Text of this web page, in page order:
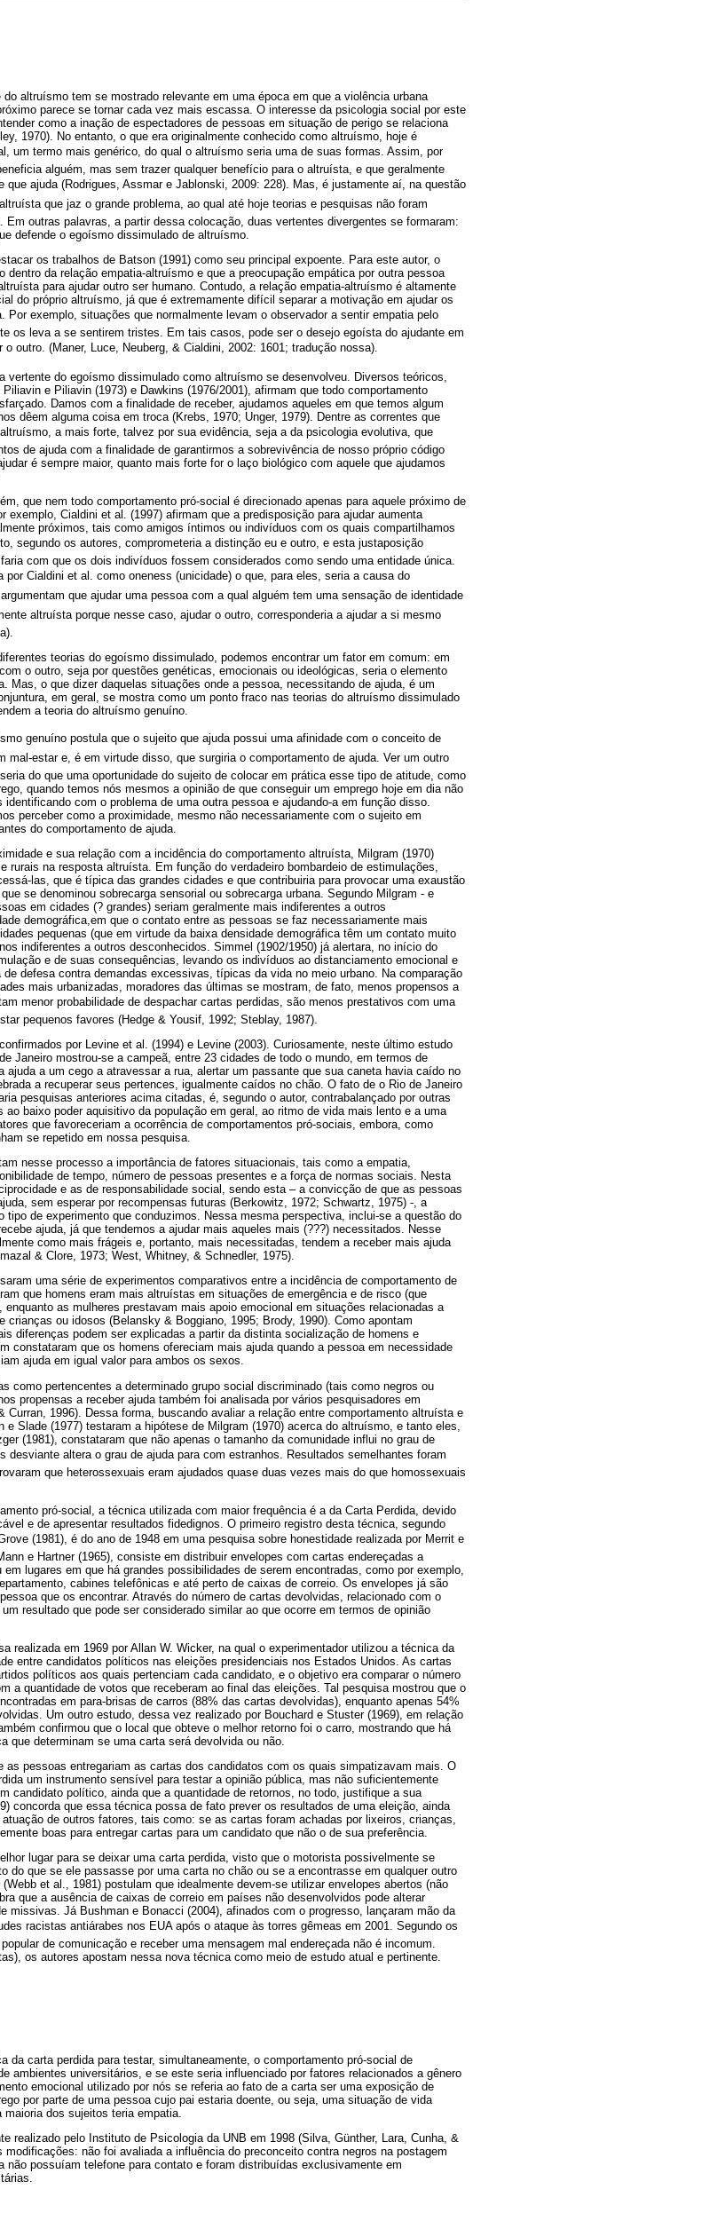
altruísmo tem se mostrado relevante em uma época em que a violência urbana
parece se tornar cada vez mais escassa. O interesse da psicologia social por este
como a inação de espectadores de pessoas em situação de perigo se relaciona
1970). No entanto, o que era originalmente conhecido como altruísmo, hoje é
um termo mais genérico, do qual o altruísmo seria uma de suas formas. Assim, por
alguém, mas sem trazer qualquer benefício para o altruísta, e que geralmente
ajuda (Rodrigues, Assmar e Jablonski, 2009: 228). Mas, é justamente aí, na questão
que jaz o grande problema, ao qual até hoje teorias e pesquisas não foram
outras palavras, a partir dessa colocação, duas vertentes divergentes se formaram:
defende o egoísmo dissimulado de altruísmo.
os trabalhos de Batson (1991) como seu principal expoente. Para este autor, o
dentro da relação empatia-altruísmo e que a preocupação empática por outra pessoa
para ajudar outro ser humano. Contudo, a relação empatia-altruísmo é altamente
do próprio altruísmo, já que é extremamente difícil separar a motivação em ajudar os
exemplo, situações que normalmente levam o observador a sentir empatia pelo
os leva a se sentirem tristes. Em tais casos, pode ser o desejo egoísta do ajudante em
outro. (Maner, Luce, Neuberg, & Cialdini, 2002: 1601; tradução nossa).
vertente do egoísmo dissimulado como altruísmo se desenvolveu. Diversos teóricos,
e Piliavin (1973) e Dawkins (1976/2001), afirmam que todo comportamento
Damos com a finalidade de receber, ajudamos aqueles em que temos algum
dêem alguma coisa em troca (Krebs, 1970; Unger, 1979). Dentre as correntes que
a mais forte, talvez por sua evidência, seja a da psicologia evolutiva, que
de ajuda com a finalidade de garantirmos a sobrevivência de nosso próprio código
é sempre maior, quanto mais forte for o laço biológico com aquele que ajudamos
que nem todo comportamento pró-social é direcionado apenas para aquele próximo de
Cialdini et al. (1997) afirmam que a predisposição para ajudar aumenta
próximos, tais como amigos íntimos ou indivíduos com os quais compartilhamos
segundo os autores, comprometeria a distinção eu e outro, e esta justaposição
com que os dois indivíduos fossem considerados como sendo uma entidade única.
Cialdini et al. como oneness (unicidade) o que, para eles, seria a causa do
que ajudar uma pessoa com a qual alguém tem uma sensação de identidade
altruísta porque nesse caso, ajudar o outro, corresponderia a ajudar a si mesmo
teorias do egoísmo dissimulado, podemos encontrar um fator em comum: em
o outro, seja por questões genéticas, emocionais ou ideológicas, seria o elemento
Mas, o que dizer daquelas situações onde a pessoa, necessitando de ajuda, é um
em geral, se mostra como um ponto fraco nas teorias do altruísmo dissimulado
a teoria do altruísmo genuíno.
genuíno postula que o sujeito que ajuda possui uma afinidade com o conceito de
mal-estar e, é em virtude disso, que surgiria o comportamento de ajuda. Ver um outro
do que uma oportunidade do sujeito de colocar em prática esse tipo de atitude, como
quando temos nós mesmos a opinião de que conseguir um emprego hoje em dia não
com o problema de uma outra pessoa e ajudando-a em função disso.
perceber como a proximidade, mesmo não necessariamente com o sujeito em
do comportamento de ajuda.
e sua relação com a incidência do comportamento altruísta, Milgram (1970)
rurais na resposta altruísta. Em função do verdadeiro bombardeio de estimulações,
las, que é típica das grandes cidades e que contribuiria para provocar uma exaustão
se denominou sobrecarga sensorial ou sobrecarga urbana. Segundo Milgram - e
em cidades (? grandes) seriam geralmente mais indiferentes a outros
demográfica,em que o contato entre as pessoas se faz necessariamente mais
pequenas (que em virtude da baixa densidade demográfica têm um contato muito
indiferentes a outros desconhecidos. Simmel (1902/1950) já alertara, no início do
e de suas consequências, levando os indivíduos ao distanciamento emocional e
defesa contra demandas excessivas, típicas da vida no meio urbano. Na comparação
mais urbanizadas, moradores das últimas se mostram, de fato, menos propensos a
menor probabilidade de despachar cartas perdidas, são menos prestativos com uma
pequenos favores (Hedge & Yousif, 1992; Steblay, 1987).
por Levine et al. (1994) e Levine (2003). Curiosamente, neste último estudo
Janeiro mostrou-se a campeã, entre 23 cidades de todo o mundo, em termos de
ajuda a um cego a atravessar a rua, alertar um passante que sua caneta havia caído no
a recuperar seus pertences, igualmente caídos no chão. O fato de o Rio de Janeiro
pesquisas anteriores acima citadas, é, segundo o autor, contrabalançado por outras
baixo poder aquisitivo da população em geral, ao ritmo de vida mais lento e a uma
que favoreceriam a ocorrência de comportamentos pró-sociais, embora, como
se repetido em nossa pesquisa.
nesse processo a importância de fatores situacionais, tais como a empatia,
de tempo, número de pessoas presentes e a força de normas sociais. Nesta
e as de responsabilidade social, sendo esta – a convicção de que as pessoas
sem esperar por recompensas futuras (Berkowitz, 1972; Schwartz, 1975) -, a
tipo de experimento que conduzimos. Nessa mesma perspectiva, inclui-se a questão do
ajuda, já que tendemos a ajudar mais aqueles mais (???) necessitados. Nesse
como mais frágeis e, portanto, mais necessitadas, tendem a receber mais ajuda
& Clore, 1973; West, Whitney, & Schnedler, 1975).
uma série de experimentos comparativos entre a incidência de comportamento de
que homens eram mais altruístas em situações de emergência e de risco (que
as mulheres prestavam mais apoio emocional em situações relacionadas a
ou idosos (Belansky & Boggiano, 1995; Brody, 1990). Como apontam
diferenças podem ser explicadas a partir da distinta socialização de homens e
constataram que os homens ofereciam mais ajuda quando a pessoa em necessidade
ajuda em igual valor para ambos os sexos.
como pertencentes a determinado grupo social discriminado (tais como negros ou
propensas a receber ajuda também foi analisada por vários pesquisadores em
1996). Dessa forma, buscando avaliar a relação entre comportamento altruísta e
Slade (1977) testaram a hipótese de Milgram (1970) acerca do altruísmo, e tanto eles,
(1981), constataram que não apenas o tamanho da comunidade influi no grau de
altera o grau de ajuda para com estranhos. Resultados semelhantes foram
que heterossexuais eram ajudados quase duas vezes mais do que homossexuais
pró-social, a técnica utilizada com maior frequência é a da Carta Perdida, devido
e de apresentar resultados fidedignos. O primeiro registro desta técnica, segundo
(1981), é do ano de 1948 em uma pesquisa sobre honestidade realizada por Merrit e
e Hartner (1965), consiste em distribuir envelopes com cartas endereçadas a
lugares em que há grandes possibilidades de serem encontradas, como por exemplo,
cabines telefônicas e até perto de caixas de correio. Os envelopes já são
que os encontrar. Através do número de cartas devolvidas, relacionado com o
resultado que pode ser considerado similar ao que ocorre em termos de opinião
realizada em 1969 por Allan W. Wicker, na qual o experimentador utilizou a técnica da
entre candidatos políticos nas eleições presidenciais nos Estados Unidos. As cartas
políticos aos quais pertenciam cada candidato, e o objetivo era comparar o número
a quantidade de votos que receberam ao final das eleições. Tal pesquisa mostrou que o
em para-brisas de carros (88% das cartas devolvidas), enquanto apenas 54%
Um outro estudo, dessa vez realizado por Bouchard e Stuster (1969), em relação
confirmou que o local que obteve o melhor retorno foi o carro, mostrando que há
que determinam se uma carta será devolvida ou não.
as pessoas entregariam as cartas dos candidatos com os quais simpatizavam mais. O
um instrumento sensível para testar a opinião pública, mas não suficientemente
candidato político, ainda que a quantidade de retornos, no todo, justifique a sua
concorda que essa técnica possa de fato prever os resultados de uma eleição, ainda
de outros fatores, tais como: se as cartas foram achadas por lixeiros, crianças,
boas para entregar cartas para um candidato que não o de sua preferência.
lugar para se deixar uma carta perdida, visto que o motorista possivelmente se
do que se ele passasse por uma carta no chão ou se a encontrasse em qualquer outro
et al., 1981) postulam que idealmente devem-se utilizar envelopes abertos (não
que a ausência de caixas de correio em países não desenvolvidos pode alterar
missivas. Já Bushman e Bonacci (2004), afinados com o progresso, lançaram mão da
racistas antiárabes nos EUA após o ataque às torres gêmeas em 2001. Segundo os
de comunicação e receber uma mensagem mal endereçada não é incomum.
os autores apostam nessa nova técnica como meio de estudo atual e pertinente.
da carta perdida para testar, simultaneamente, o comportamento pró-social de
ambientes universitários, e se este seria influenciado por fatores relacionados a gênero
emocional utilizado por nós se referia ao fato de a carta ser uma exposição de
por parte de uma pessoa cujo pai estaria doente, ou seja, uma situação de vida
dos sujeitos teria empatia.
realizado pelo Instituto de Psicologia da UNB em 1998 (Silva, Günther, Lara, Cunha, &
não foi avaliada a influência do preconceito contra negros na postagem
possuíam telefone para contato e foram distribuídas exclusivamente em